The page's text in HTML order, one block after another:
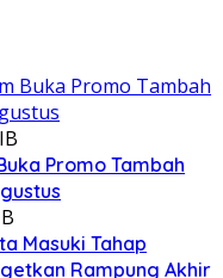
Promo Tambah
Masuki Tahap
Rampung Akhir